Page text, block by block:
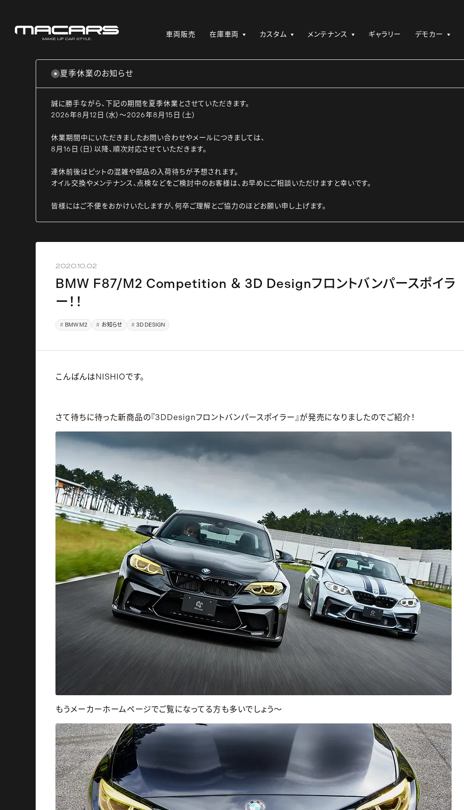
車両販売 在庫車両 カスタム メンテナンス ギャラリー デモカー
夏季休業のお知らせ
誠に勝手ながら、下記の期間を夏季休業とさせていただきます。
2026年8月12日（水）～2026年8月15日（土）
休業期間中にいただきましたお問い合わせやメールにつきましては、
8月16日（日）以降、順次対応させていただきます。
連休前後はピットの混雑や部品の入荷待ちが予想されます。
オイル交換やメンテナンス、点検などをご検討中のお客様は、お早めにご相談いただけますと幸いです。
皆様にはご不便をおかけいたしますが、何卒ご理解とご協力のほどお願い申し上げます。
2020.10.02
BMW F87/M2 Competition ＆ 3D Designフロントバンパースポイラ
ー！！
BMW M2 お知らせ 3D DESIGN
こんばんはNISHIOです。
さて待ちに待った新商品の『3DDesignフロントバンパースポイラー』が発売になりましたのでご紹介！
もうメーカーホームページでご覧になってる方も多いでしょう～